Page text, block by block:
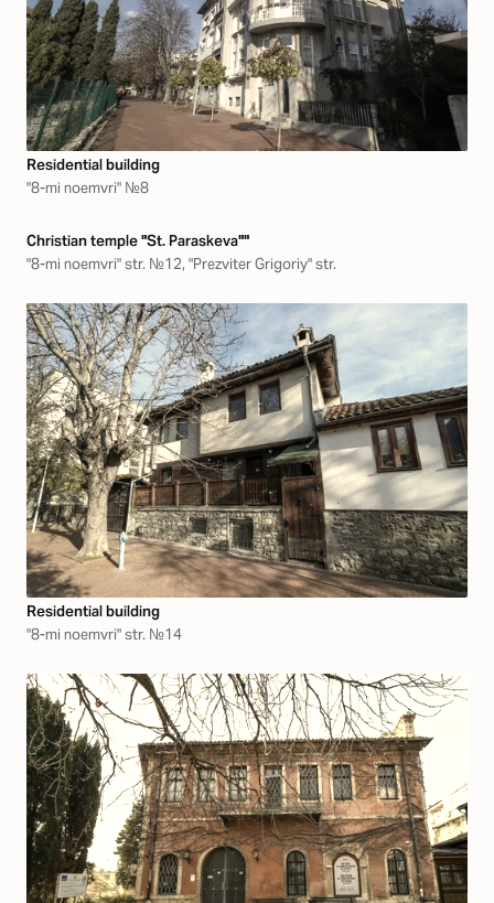
Residential building
"8-mi noemvri" №8
Christian temple "St. Paraskeva""
"8-mi noemvri" str. №12, "Prezviter Grigoriy" str.
Residential building
"8-mi noemvri" str. №14